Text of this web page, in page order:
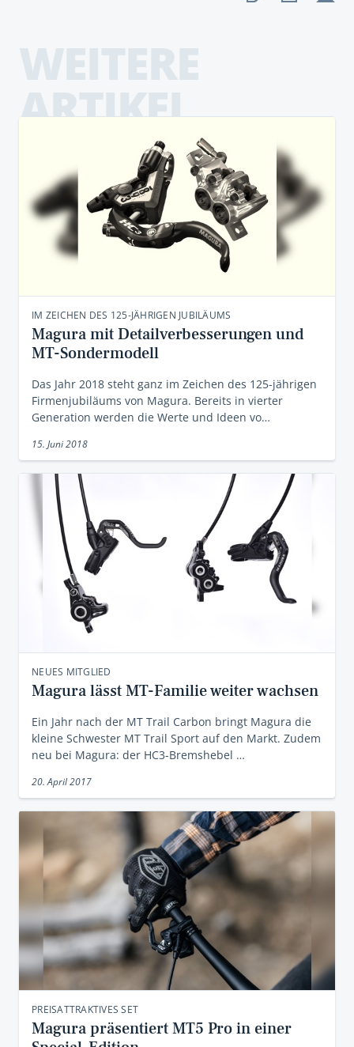
ARTIKEL
IM ZEICHEN DES 125-JÄHRIGEN JUBILÄUMS
Magura mit Detailverbesserungen und
MT-Sondermodell
Das Jahr 2018 steht ganz im Zeichen des 125-jährigen
Firmenjubiläums von Magura. Bereits in vierter
Generation werden die Werte und Ideen vo…
15. Juni 2018
NEUES MITGLIED
Magura lässt MT-Familie weiter wachsen
Ein Jahr nach der MT Trail Carbon bringt Magura die
kleine Schwester MT Trail Sport auf den Markt. Zudem
neu bei Magura: der HC3-Bremshebel …
20. April 2017
PREISATTRAKTIVES SET
Magura präsentiert MT5 Pro in einer